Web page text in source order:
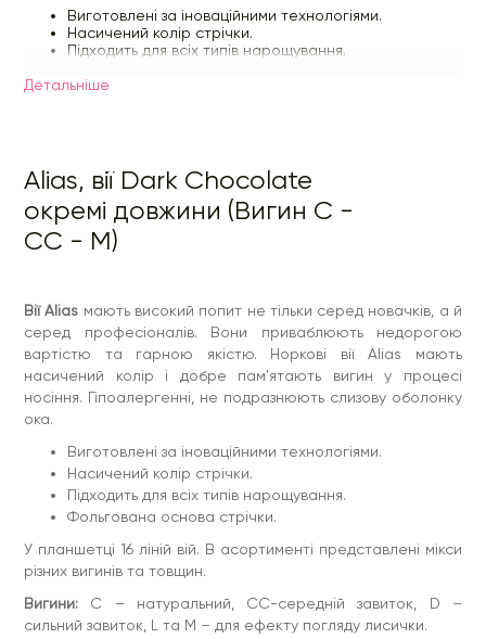
Виготовлені за іноваційними технологіями.
Насичений колір стрічки.
Підходить для всіх типів нарощування.
У планшетці 16 ліній вій. В асортименті представлені мікси
Товщина:0,07 – для об'ємного нарощування; 0,10 – для
ефекту 2D та класики.
Детальнiше
Alias, вії Dark Chocolate
окремі довжини (Вигин C -
СС - М)
Вії Alias мають високий попит не тільки серед новачків, а й
серед професіоналів. Вони приваблюють недорогою
вартістю та гарною якістю. Норкові вії Alias мають
насичений колір і добре пам'ятають вигин у процесі
носіння. Гіпоалергенні, не подразнюють слизову оболонку
ока.
Виготовлені за іноваційними технологіями.
Насичений колір стрічки.
Підходить для всіх типів нарощування.
Фольгована основа стрічки.
У планшетці 16 ліній вій. В асортименті представлені мікси
різних вигинів та товщин.
Вигини: С – натуральний, СС-середній завиток, D –
сильний завиток, L та М – для ефекту погляду лисички.